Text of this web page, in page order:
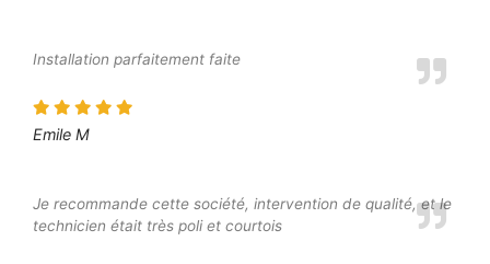
Installation parfaitement faite
Emile M
Je recommande cette société, intervention de qualité, et le
technicien était très poli et courtois